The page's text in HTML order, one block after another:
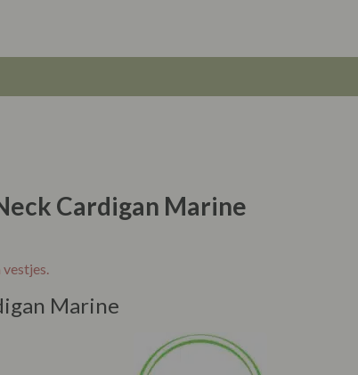
Cardigan Marine
Marine